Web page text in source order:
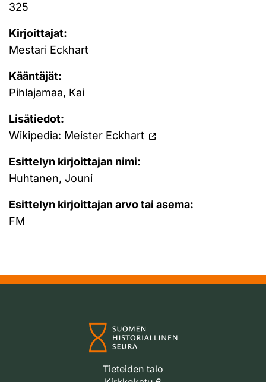
325
Kirjoittajat:
Mestari Eckhart
Kääntäjät:
Pihlajamaa, Kai
Lisätiedot:
Wikipedia: Meister Eckhart
Esittelyn kirjoittajan nimi:
Huhtanen, Jouni
Esittelyn kirjoittajan arvo tai asema:
FM
Tieteiden talo